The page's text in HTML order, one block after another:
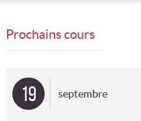
Suggestions
Programme en
Prochains cours
19 septembre